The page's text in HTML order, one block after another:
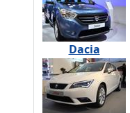
Dacia